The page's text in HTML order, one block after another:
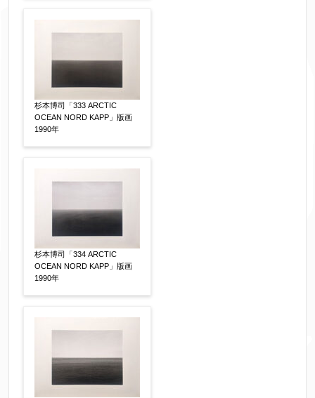
杉本博司「333 ARCTIC
OCEAN NORD KAPP」版画
1990年
杉本博司「334 ARCTIC
OCEAN NORD KAPP」版画
1990年